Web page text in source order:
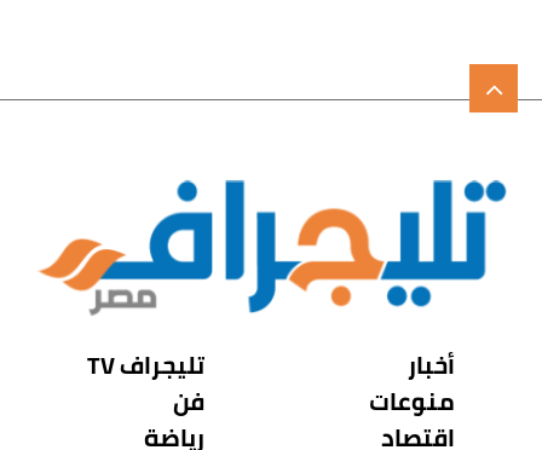
أخبار
منوعات
اقتصاد
تليجراف TV
فن
رياضة